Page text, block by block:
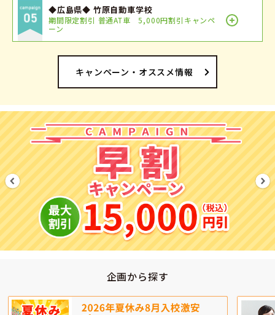
◆広島県◆ 竹原自動車学校
期間限定割引 普通AT車 5,000円割引キャンペ
ーン
キャンペーン・オススメ情報
企画から探す